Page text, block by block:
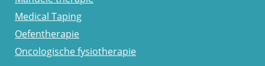
Medical Taping
Oefentherapie
Oncologische fysiotherapie